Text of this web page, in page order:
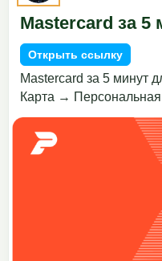
Mastercard за
Открыть ссылку
Mastercard за 5 минут
Карта → Персональная